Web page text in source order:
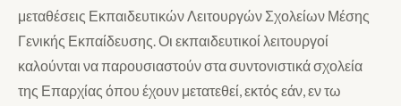
μεταθέσεις Εκπαιδευτικών Λειτουργών Σχολείων Μέσης
Γενικής Εκπαίδευσης. Οι εκπαιδευτικοί λειτουργοί
καλούνται να παρουσιαστούν στα συντονιστικά σχολεία
της Επαρχίας όπου έχουν μετατεθεί, εκτός εάν, εν τω